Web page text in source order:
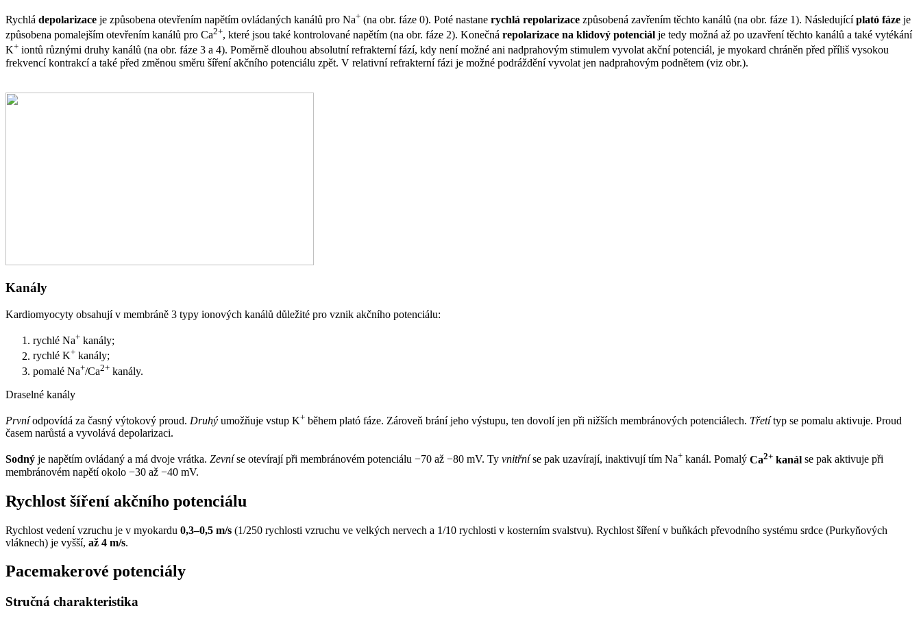
Rychlá depolarizace je způsobena otevřením napětím ovládaných kanálů pro Na+ (na obr. fáze 0). Poté nastane rychlá repolarizace způsobená zavřením těchto kanálů (na obr. fáze 1). Následujícíplató fáze je
způsobena pomalejším otevřením kanálů pro Ca2+, které jsou také kontrolované napětím (na obr. fáze 2). Konečná repolarizace na klidový potenciál je tedy možná až po uzavření těchto kanálů a také vytékání
K+ iontů různými druhy kanálů (na obr. fáze 3 a 4). Poměrně dlouhou absolutní refrakterní fází, kdy není možné ani nadprahovým stimulem vyvolat akční potenciál, je myokard chráněn před příliš vysokou
frekvencí kontrakcí a také před změnou směru šíření akčního potenciálu zpět. V relativní refrakterní fázi je možné podráždění vyvolat jen nadprahovým podnětem (viz obr.).
Kanály
Kardiomyocyty obsahují v membráně 3 typy ionových kanálů důležité pro vznik akčního potenciálu:
rychlé Na+ kanály;
rychlé K+ kanály;
pomalé Na+/Ca2+ kanály.
Draselné kanály
Prvníodpovídá za časný výtokový proud. Druhý umožňuje vstup K+ během plató fáze. Zároveň brání jeho výstupu, ten dovolí jen při nižších membránových potenciálech. Třetítyp se pomalu aktivuje. Proud
časem narůstá a vyvolává depolarizaci.
Sodný je napětím ovládaný a má dvoje vrátka. Zevníse otevírají při membránovém potenciálu −70 až −80 mV. Ty vnitřníse pak uzavírají, inaktivují tím Na+ kanál. Pomalý Ca2+ kanál se pak aktivuje při
membránovém napětí okolo −30 až −40 mV.
Rychlost šíření akčního potenciálu
Rychlost vedení vzruchu je v myokardu 0,3–0,5 m/s (1/250 rychlosti vzruchu ve velkých nervech a 1/10 rychlosti v kosterním svalstvu). Rychlost šíření v buňkách převodního systému srdce (Purkyňových
vláknech) je vyšší, až 4 m/s.
Pacemakerové potenciály
Stručná charakteristika